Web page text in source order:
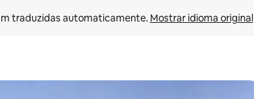
traduzidas automaticamente. Mostrar idioma original